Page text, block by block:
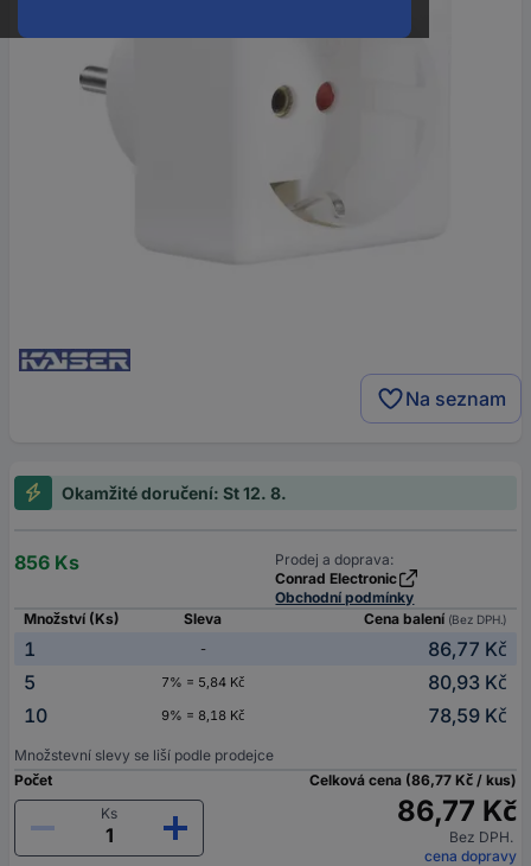
Na seznam
Okamžité doručení: St 12. 8.
856 Ks
Prodej a doprava:
Conrad Electronic
Obchodní podmínky
Množství (Ks)
Sleva Cena balení (Bez DPH.)
1 -
86,77 Kč
5
7% = 5,84 Kč
80,93 Kč
10
9% = 8,18 Kč 78,59 Kč
Množstevní slevy se liší podle prodejce
Počet
Ks
Celková cena (86,77 Kč / kus)
86,77 Kč
Bez DPH.
cena dopravy